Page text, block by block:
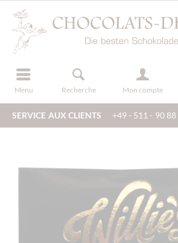
Menu Recherche Mon compte
s'inscrire
SERVICE AUX CLIENTS +49 - 511 - 90